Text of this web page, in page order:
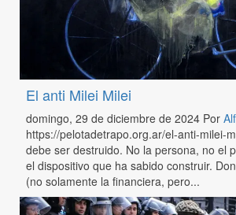
El anti Milei Milei
domingo, 29 de diciembre de 2024 Por
https://pelotadetrapo.org.ar/el-anti-milei-
debe ser destruido. No la persona, no el
el dispositivo que ha sabido construir.
(no solamente la financiera, pero...